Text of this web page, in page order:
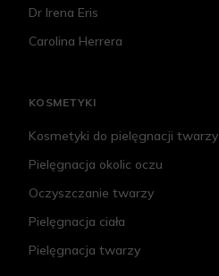
Dr Irena Eris
Carolina Herrera
KOSMETYKI
Kosmetyki do pielęgnacji twarzy
Pielęgnacja okolic oczu
Oczyszczanie twarzy
Pielęgnacja ciała
Pielęgnacja twarzy